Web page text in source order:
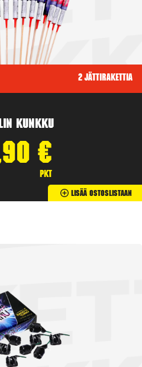
2 jättirakettia
kunkku
€
pkt
Lisää Ostoslistaan